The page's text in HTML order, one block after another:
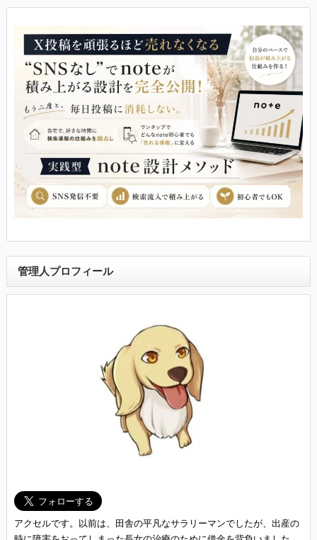
管理人プロフィール
アクセルです。以前は、田舎の平凡なサラリーマンでしたが、出産の